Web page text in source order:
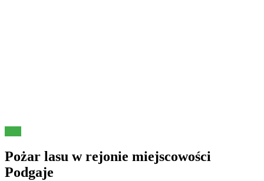
Pożar lasu w rejonie miejscowości
Podgaje